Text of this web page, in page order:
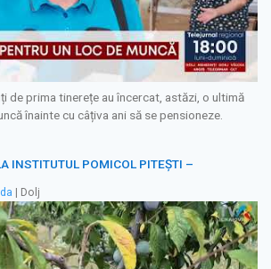
de prima tinerețe au încercat, astăzi, o ultimă
înainte cu câțiva ani să se pensioneze.
INSTITUTUL POMICOL PITEȘTI –
| Dolj